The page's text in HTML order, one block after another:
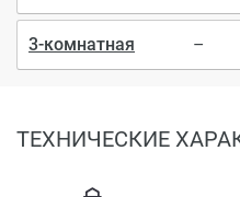
3-комнатная –
ТЕХНИЧЕСКИЕ